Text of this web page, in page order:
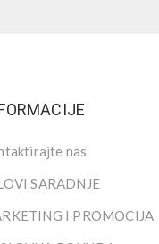
nas
SARADNJE
I PROMOCIJA